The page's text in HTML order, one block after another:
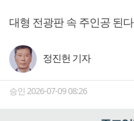
대형 전광판 속 주인공 된다
정진헌 기자
승인 2026-07-09 08:26